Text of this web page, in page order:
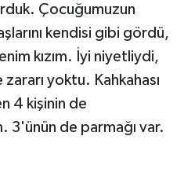
Çocuğumuzun
kendisi gibi gördü,
kızım. İyi niyetliydi,
yoktu. Kahkahası
4 kişinin de
3'ünün de parmağı var.